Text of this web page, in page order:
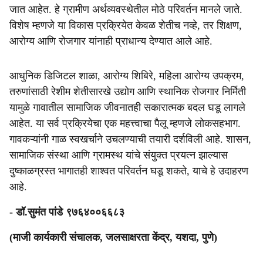
जात आहेत. हे ग्रामीण अर्थव्यवस्थेतील मोठे परिवर्तन मानले जाते.
विशेष म्हणजे या विकास प्रक्रियेत केवळ शेतीच नव्हे, तर शिक्षण,
आरोग्य आणि रोजगार यांनाही प्राधान्य देण्यात आले आहे.
आधुनिक डिजिटल शाळा, आरोग्य शिबिरे, महिला आरोग्य उपक्रम,
तरुणांसाठी रेशीम शेतीसारखे उद्योग आणि स्थानिक रोजगार निर्मिती
यामुळे गावातील सामाजिक जीवनातही सकारात्मक बदल घडू लागले
आहेत. या सर्व प्रक्रियेचा एक महत्त्वाचा पैलू म्हणजे लोकसहभाग.
गावकऱ्यांनी गाळ स्वखर्चाने उचलण्याची तयारी दर्शविली आहे. शासन,
सामाजिक संस्था आणि ग्रामस्थ यांचे संयुक्त प्रयत्न झाल्यास
दुष्काळग्रस्त भागातही शाश्वत परिवर्तन घडू शकते, याचे हे उदाहरण
आहे.
- डॉ.सुमंत पांडे ९७६४००६६८३
(माजी कार्यकारी संचालक, जलसाक्षरता केंद्र, यशदा, पुणे)